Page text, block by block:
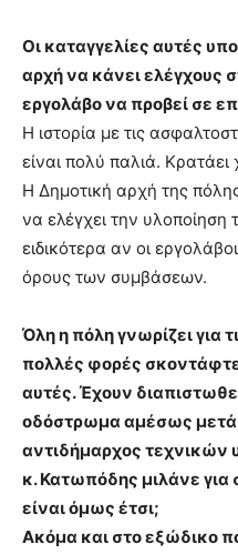
Οι καταγγελίες αυτές
αρχή να κάνει ελέγχους
εργολάβο να προβεί σε
Η ιστορία με τις
είναι πολύ παλιά. Κρατάει
Η Δημοτική αρχή της
να ελέγχει την
ειδικότερα αν οι
όρους των συμβάσεων.
Όλη η πόλη γνωρίζει για
πολλές φορές
αυτές. Έχουν
οδόστρωμα αμέσως
αντιδήμαρχος τεχνικών
κ. Κατωπόδης μιλάνε για
είναι όμως έτσι;
Ακόμα και στο εξώδικο